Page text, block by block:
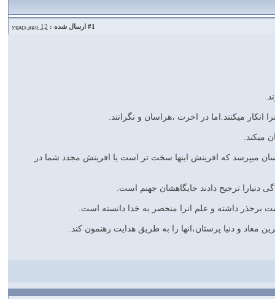
#1 ارسال شده : 12 years ago
انسان میپرسد که افرینش اینها سخت تر است یا افرینش مجدد شما در
معاد و دنیا پرستان،انها را به طریق هدایت رهنمون کند.